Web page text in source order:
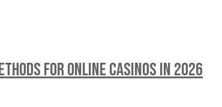
for online casinos in 2026